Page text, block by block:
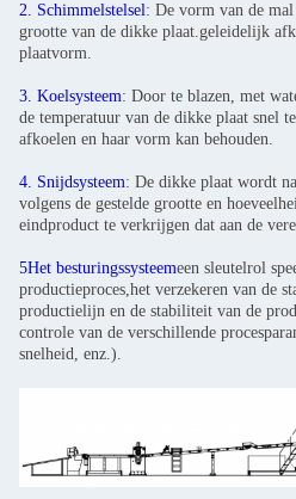
2. Schimmelstelsel: De vorm van de
grootte van de dikke plaat.geleidelijk
plaatvorm.
3. Koelsysteem: Door te blazen, met
de temperatuur van de dikke plaat snel
afkoelen en haar vorm kan behouden.
4. Snijdsysteem: De dikke plaat wordt
volgens de gestelde grootte en
eindproduct te verkrijgen dat aan de
5Het besturingssysteemeen sleutelrol
productieproces,het verzekeren van de
productielijn en de stabiliteit van de
controle van de verschillende
snelheid, enz.).